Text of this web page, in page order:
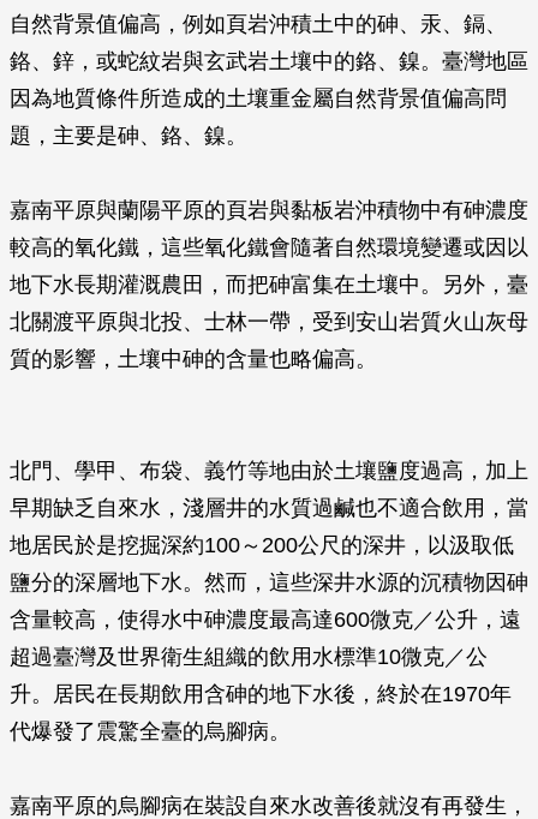
自然背景值偏高，例如頁岩沖積土中的砷、汞、鎘、
鉻、鋅，或蛇紋岩與玄武岩土壤中的鉻、鎳。臺灣地區
因為地質條件所造成的土壤重金屬自然背景值偏高問
題，主要是砷、鉻、鎳。
嘉南平原與蘭陽平原的頁岩與黏板岩沖積物中有砷濃度
較高的氧化鐵，這些氧化鐵會隨著自然環境變遷或因以
地下水長期灌溉農田，而把砷富集在土壤中。另外，臺
北關渡平原與北投、士林一帶，受到安山岩質火山灰母
質的影響，土壤中砷的含量也略偏高。
北門、學甲、布袋、義竹等地由於土壤鹽度過高，加上
早期缺乏自來水，淺層井的水質過鹹也不適合飲用，當
地居民於是挖掘深約100～200公尺的深井，以汲取低
鹽分的深層地下水。然而，這些深井水源的沉積物因砷
含量較高，使得水中砷濃度最高達600微克／公升，遠
超過臺灣及世界衛生組織的飲用水標準10微克／公
升。居民在長期飲用含砷的地下水後，終於在1970年
代爆發了震驚全臺的烏腳病。
嘉南平原的烏腳病在裝設自來水改善後就沒有再發生，